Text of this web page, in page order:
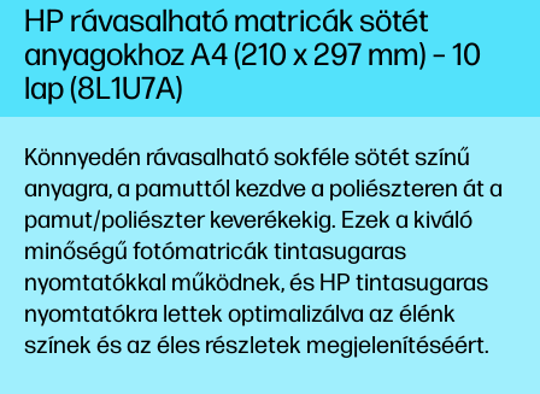
Könnyedén rávasalható sokféle sötét színű
anyagra, a pamuttól kezdve a poliészteren át a
pamut/poliészter keverékekig. Ezek a kiváló
minőségű fotómatricák tintasugaras
nyomtatókkal működnek, és HP tintasugaras
nyomtatókra lettek optimalizálva az élénk
színek és az éles részletek megjelenítéséért.
HP rávasalható matricák sötét
anyagokhoz A4 (210 x 297 mm) – 10
lap (8L1U7A)